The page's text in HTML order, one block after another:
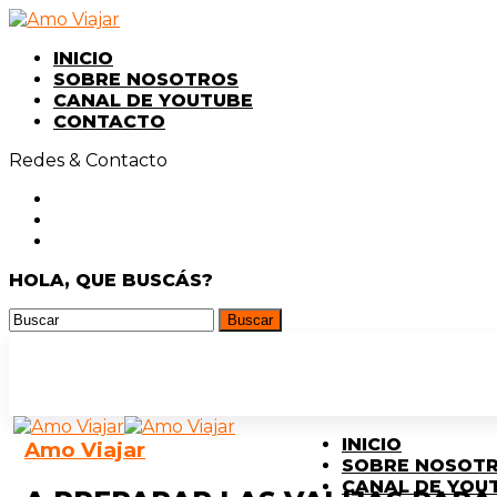
INICIO
SOBRE NOSOTROS
CANAL DE YOUTUBE
CONTACTO
Redes & Contacto
HOLA, QUE BUSCÁS?
INICIO
SOBRE
CANAL DE
Amo Viajar